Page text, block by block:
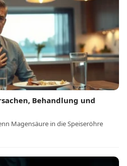
Behandlung und
Magensäure in die Speiseröhre